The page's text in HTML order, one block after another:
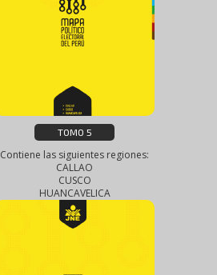
TOMO 5
Contiene las siguientes regiones:
CALLAO
CUSCO
HUANCAVELICA